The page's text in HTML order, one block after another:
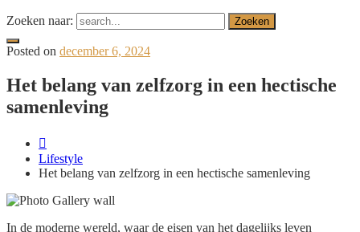
Zoeken naar:
Posted on december 6, 2024
Het belang van zelfzorg in een hectische
samenleving
Lifestyle
Het belang van zelfzorg in een hectische samenleving
In de moderne wereld, waar de eisen van het dagelijks leven